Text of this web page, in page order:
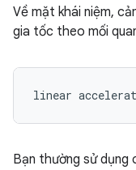
Về mặt khái niệm,
gia tốc theo mối
Bạn thường sử dụng